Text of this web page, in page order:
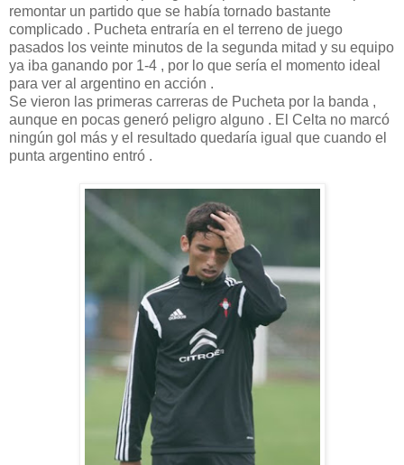
remontar un partido que se había tornado bastante
complicado . Pucheta entraría en el terreno de juego
pasados los veinte minutos de la segunda mitad y su equipo
ya iba ganando por 1-4 , por lo que sería el momento ideal
para ver al argentino en acción .
Se vieron las primeras carreras de Pucheta por la banda ,
aunque en pocas generó peligro alguno . El Celta no marcó
ningún gol más y el resultado quedaría igual que cuando el
punta argentino entró .